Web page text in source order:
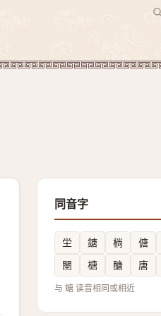
同音字
坣 鎕 㭻 傏
闛
榶 醣 唐
与 螗 读音相同或相近